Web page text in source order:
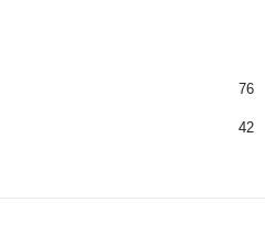
76
42